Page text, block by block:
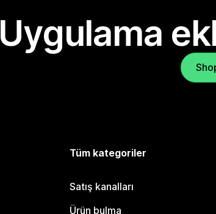
Uygulama
Tüm kategoriler
Satış kanalları
Ürün bulma